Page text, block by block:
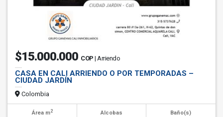
$15.000.000 COP | Arriendo
CASA EN CALI ARRIENDO O POR TEMPORADAS –
CIUDAD JARDÍN
Colombia
Área m2 Alcobas Baño(s)